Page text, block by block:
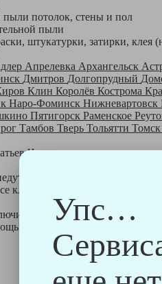
Упс…
пыли потолок, стены и пол
пыли
штукатурки, затирки, клея
Апрелевка Архангельск
Дмитров Долгопрудный
Клин Королёв Кострома
Наро-Фоминск Нижневартовск
Пятигорск Раменское
Тамбов Тверь Тольятти Томск
Чистовых в своем городе
профессионально
клинеры проходят
в форме с логотипом
профессиональных